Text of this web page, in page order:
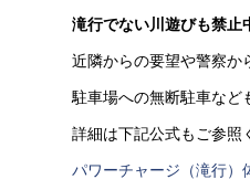
滝行でない川遊びも禁止
近隣からの要望や警察か
駐車場への無断駐車など
詳細は下記公式もご参照
パワーチャージ（滝行）